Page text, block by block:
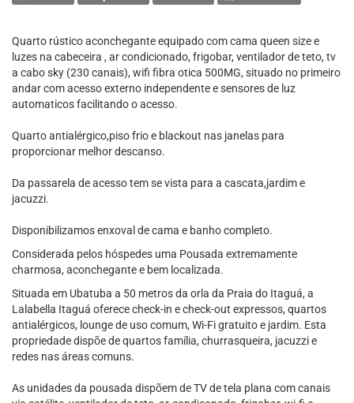
Quarto rústico aconchegante equipado com cama queen size e
luzes na cabeceira , ar condicionado, frigobar, ventilador de teto, tv
a cabo sky (230 canais), wifi fibra otica 500MG, situado no primeiro
andar com acesso externo independente e sensores de luz
automaticos facilitando o acesso.
Quarto antialérgico,piso frio e blackout nas janelas para
proporcionar melhor descanso.
Da passarela de acesso tem se vista para a cascata,jardim e
jacuzzi.
Disponibilizamos enxoval de cama e banho completo.
Considerada pelos hóspedes uma Pousada extremamente
charmosa, aconchegante e bem localizada.
Situada em Ubatuba a 50 metros da orla da Praia do Itaguá, a
Lalabella Itaguá oferece check-in e check-out expressos, quartos
antialérgicos, lounge de uso comum, Wi-Fi gratuito e jardim. Esta
propriedade dispõe de quartos família, churrasqueira, jacuzzi e
redes nas áreas comuns.
As unidades da pousada dispõem de TV de tela plana com canais